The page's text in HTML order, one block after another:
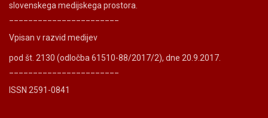
slovenskega medijskega prostora.
Vpisan v razvid medijev
pod št. 2130 (odločba 61510-88/2017/2), dne 20.9.2017.
ISSN 2591-0841